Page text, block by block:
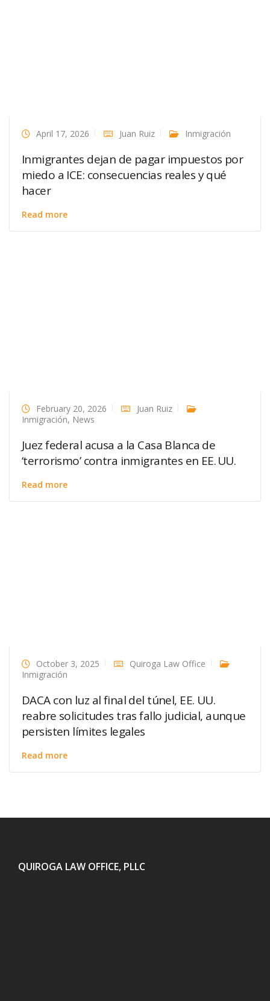
April 17, 2026 Juan Ruiz Inmigración
Inmigrantes dejan de pagar impuestos por
miedo a ICE: consecuencias reales y qué
hacer
Read more
February 20, 2026
Juan Ruiz
Inmigración, News
Juez federal acusa a la Casa Blanca de
‘terrorismo’ contra inmigrantes en EE. UU.
Read more
October 3, 2025
Quiroga Law Office
Inmigración
DACA con luz al final del túnel, EE. UU.
reabre solicitudes tras fallo judicial, aunque
persisten límites legales
Read more
QUIROGA LAW OFFICE, PLLC